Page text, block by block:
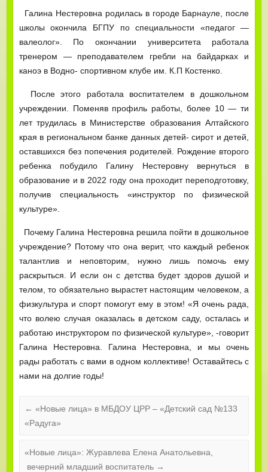
Галина Нестеровна родилась в городе Барнауле, после
школы окончила БГПУ по специальности «педагог —
валеолог». По окончании университета работала
тренером — преподавателем гребли на байдарках и
каноэ в Водно- спортивном клубе им. К.П Костенко.
После этого работала воспитателем в дошкольном
учреждении. Поменяв профиль работы, более 10 — ти
лет трудилась в Министерстве образования Алтайского
края в региональном банке данных детей- сирот и детей,
оставшихся без попечения родителей. Рождение второго
ребенка побудило Галину Нестеровну вернуться в
образование и в 2022 году она проходит переподготовку,
получив специальность «инструктор по физической
культуре».
Почему Галина Нестеровна решила пойти в дошкольное
учреждение? Потому что она верит, что каждый ребенок
талантлив и неповторим, нужно лишь помочь ему
раскрыться. И если он с детства будет здоров душой и
телом, то обязательно вырастет настоящим человеком, а
физкультура и спорт помогут ему в этом! «Я очень рада,
что волею случая оказалась в детском саду, осталась и
работаю инструктором по физической культуре», -говорит
Галина Нестеровна. Галина Нестеровна, и мы очень
рады работать с вами в одном коллективе! Оставайтесь с
нами на долгие годы!
← «Новые лица» в МБДОУ ЦРР – «Детский сад №133
«Радуга»
«Новые лица»: Журавлева Елена Анатольевна,
вечерний младший воспитатель →